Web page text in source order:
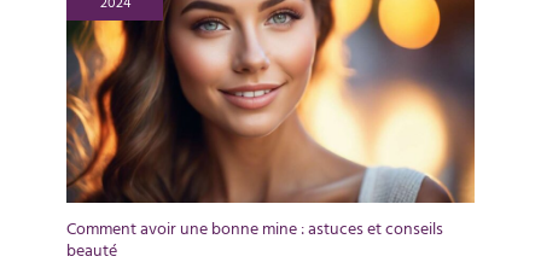
Comment avoir une bonne mine : astuces et conseils
beauté